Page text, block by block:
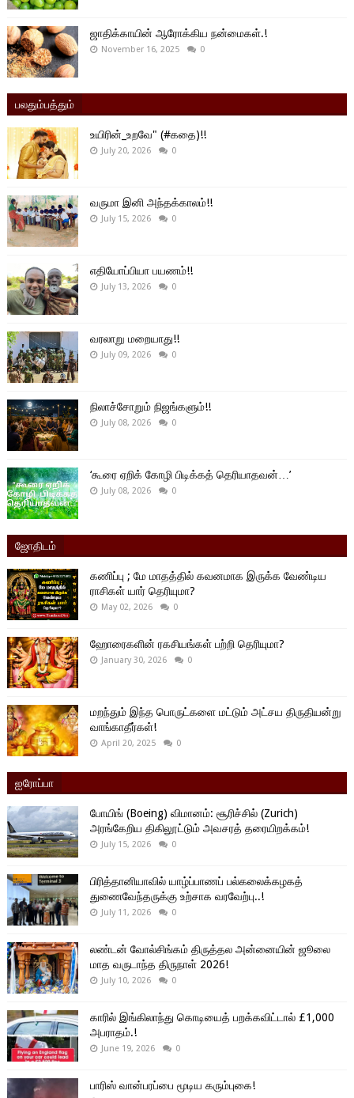
ஜாதிக்காயின் ஆரோக்கிய நன்மைகள்.!
November 16, 2025 0
பலதும்பத்தும்
உயிரின்_உறவே" (#கதை)!!
July 20, 2026 0
வருமா இனி அந்தக்காலம்!!
July 15, 2026 0
எதியோப்பியா பயணம்!!
July 13, 2026 0
வரலாறு மறையாது!!
July 09, 2026 0
நிலாச்சோறும் நிஜங்களும்!!
July 08, 2026 0
‘கூரை ஏறிக் கோழி பிடிக்கத் தெரியாதவன்…’
July 08, 2026 0
ஜோதிடம்
கணிப்பு ; மே மாதத்தில் கவனமாக இருக்க வேண்டிய
ராசிகள் யார் தெரியுமா?
May 02, 2026 0
ஹோரைகளின் ரகசியங்கள் பற்றி தெரியுமா?
January 30, 2026 0
மறந்தும் இந்த பொருட்களை மட்டும் அட்சய திருதியன்று
வாங்காதீர்கள்!
April 20, 2025 0
ஐரோப்பா
போயிங் (Boeing) விமானம்: சூரிச்சில் (Zurich)
அரங்கேறிய திகிலூட்டும் அவசரத் தரையிறக்கம்!
July 15, 2026 0
பிரித்தானியாவில் யாழ்ப்பாணப் பல்கலைக்கழகத்
துணைவேந்தருக்கு உற்சாக வரவேற்பு..!
July 11, 2026 0
லண்டன் வோல்சிங்கம் திருத்தல அன்னையின் ஜூலை
மாத வருடாந்த திருநாள் 2026!
July 10, 2026 0
காரில் இங்கிலாந்து கொடியைத் பறக்கவிட்டால் £1,000
அபராதம்.!
June 19, 2026 0
பாரிஸ் வான்பரப்பை மூடிய கரும்புகை!